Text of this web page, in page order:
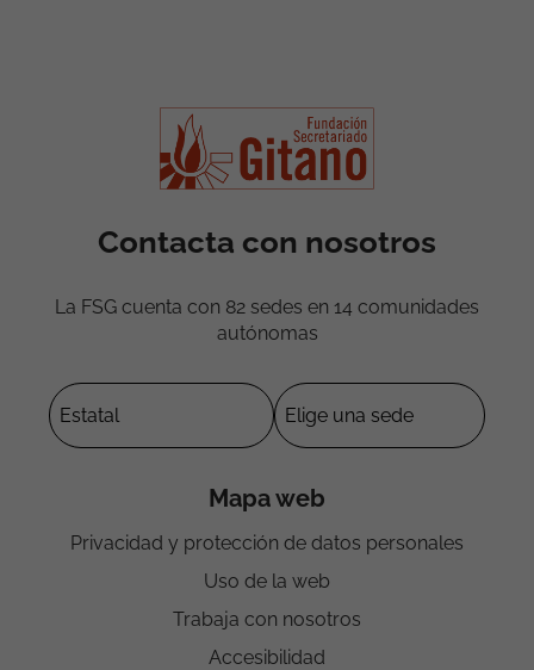
Contacta con nosotros
La FSG cuenta con 82 sedes en 14 comunidades
autónomas
Mapa web
Privacidad y protección de datos personales
Uso de la web
Trabaja con nosotros
Accesibilidad